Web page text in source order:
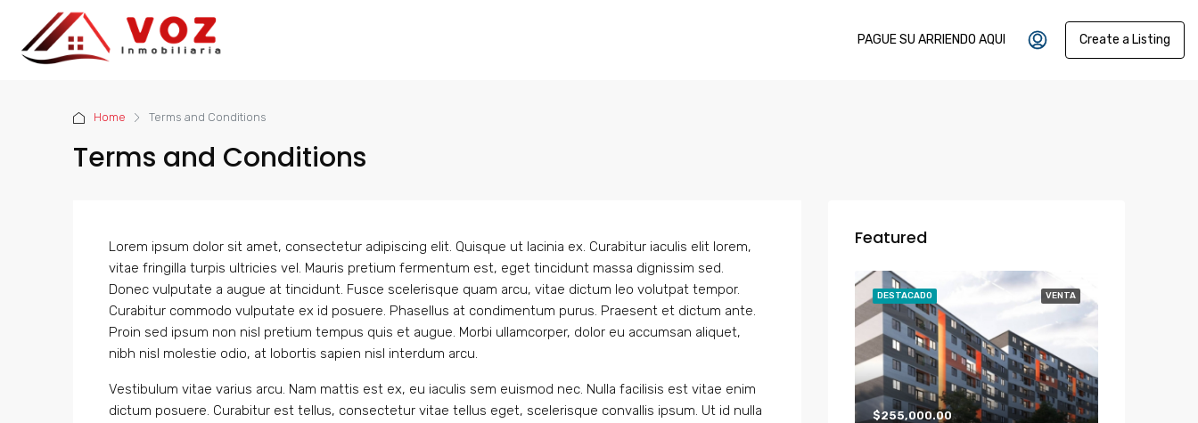
PAGUE SU ARRIENDO AQUI Create a Listing
Home Terms and Conditions
Terms and Conditions
Lorem ipsum dolor sit amet, consectetur adipiscing elit. Quisque ut lacinia ex. Curabitur iaculis elit lorem,
vitae fringilla turpis ultricies vel. Mauris pretium fermentum est, eget tincidunt massa dignissim sed.
Donec vulputate a augue at tincidunt. Fusce scelerisque quam arcu, vitae dictum leo volutpat tempor.
Curabitur commodo vulputate ex id posuere. Phasellus at condimentum purus. Praesent et dictum ante.
Proin sed ipsum non nisl pretium tempus quis et augue. Morbi ullamcorper, dolor eu accumsan aliquet,
nibh nisl molestie odio, at lobortis sapien nisl interdum arcu.
Vestibulum vitae varius arcu. Nam mattis est ex, eu iaculis sem euismod nec. Nulla facilisis est vitae enim
dictum posuere. Curabitur est tellus, consectetur vitae tellus eget, scelerisque convallis ipsum. Ut id nulla
Featured
VENTA
DESTACADO
$255,000.00